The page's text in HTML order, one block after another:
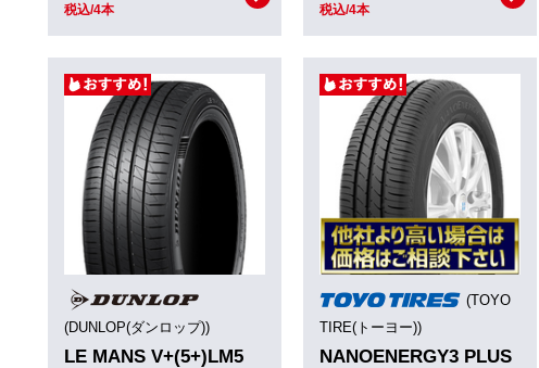
税込/4本 税込/4本
(DUNLOP(ダンロップ))
LE MANS V+(5+)LM5
(TOYO
TIRE(トーヨー))
NANOENERGY3 PLUS